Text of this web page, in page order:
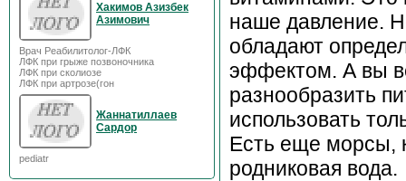
Хакимов Азизбек
Азимович
Врач Реабилитолог-ЛФК
ЛФК при грыже позвоночника
ЛФК при сколиозе
ЛФК при артрозе(гон
Жаннатиллаев
Сардор
pediatr
наше давление.
обладают
эффектом. А вы
разнообразить
использовать
Есть еще морсы,
родниковая вода.